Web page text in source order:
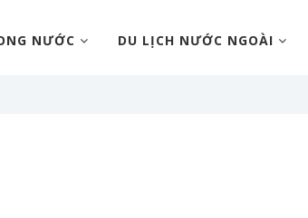
NƯỚC DU LỊCH NƯỚC NGOÀI